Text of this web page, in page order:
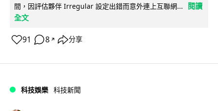
間，因評估夥伴 Irregular 設定出錯而意外連上互聯網...
閱讀
全文
91 8 ↗ 分享
科技娛樂 科技新聞